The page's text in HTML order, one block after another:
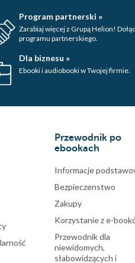
Program partnerski »
Zarabiaj więcej z Grupą Helion!
programu partnerskiego.
Dla biznesu »
Ebooki i audiobooki w Twojej firmie.
Przewodnik po
ebookach
Informacje
Bezpieczenstwo
Zakupy
Korzystanie z e-
Przewodnik dla
niewidomych,
słabowidzących i